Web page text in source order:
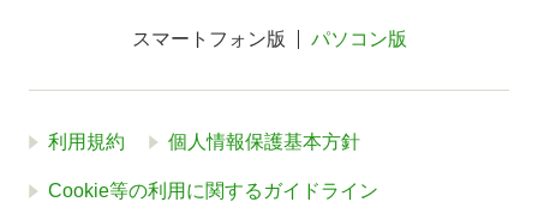
スマートフォン版 パソコン版
利用規約 個人情報保護基本方針
Cookie等の利用に関するガイドライン